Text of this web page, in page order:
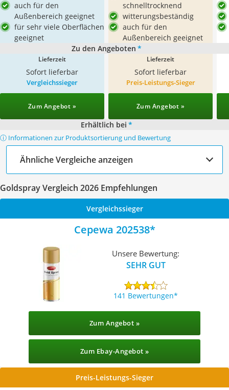
auch für den
Außenbereich geeignet
für sehr viele Oberflächen
geeignet
schnelltrocknend
witterungsbeständig
auch für den
Außenbereich geeignet
Zu den Angeboten *
Lieferzeit
Sofort lieferbar
Lieferzeit
Sofort lieferbar
Vergleichssieger
Zum Angebot »
Preis-Leistungs-Sieger
Zum Angebot »
Erhältlich bei *
ⓘ Informationen zur Produktsortierung und Bewertung
Ähnliche Vergleiche anzeigen
Goldspray Vergleich 2026 Empfehlungen
Vergleichssieger
Cepewa 202538
Unsere Bewertung:
SEHR GUT
141 Bewertungen
Zum Angebot »
Zum Ebay-Angebot »
Preis-Leistungs-Sieger